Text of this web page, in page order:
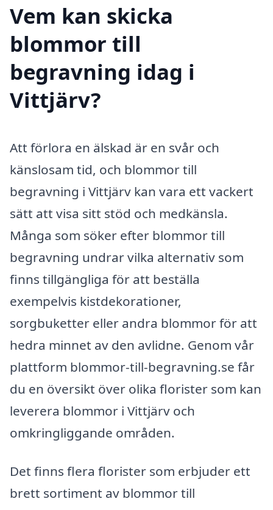
Vem kan skicka
blommor till
begravning idag i
Vittjärv?
Att förlora en älskad är en svår och
känslosam tid, och blommor till
begravning i Vittjärv kan vara ett vackert
sätt att visa sitt stöd och medkänsla.
Många som söker efter blommor till
begravning undrar vilka alternativ som
finns tillgängliga för att beställa
exempelvis kistdekorationer,
sorgbuketter eller andra blommor för att
hedra minnet av den avlidne. Genom vår
plattform blommor-till-begravning.se får
du en översikt över olika florister som kan
leverera blommor i Vittjärv och
omkringliggande områden.
Det finns flera florister som erbjuder ett
brett sortiment av blommor till